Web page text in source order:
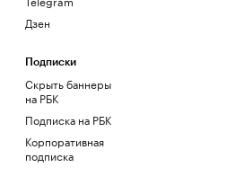
Дзен
Подписки
Скрыть баннеры
на РБК
Подписка на РБК
Корпоративная
подписка